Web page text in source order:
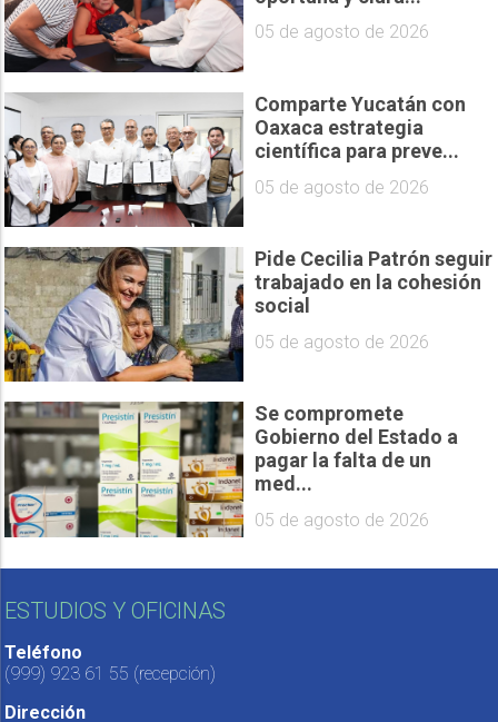
05 de agosto de 2026
Comparte Yucatán con
Oaxaca estrategia
científica para preve...
05 de agosto de 2026
Pide Cecilia Patrón seguir
trabajado en la cohesión
social
05 de agosto de 2026
Se compromete
Gobierno del Estado a
pagar la falta de un
med...
05 de agosto de 2026
ESTUDIOS Y OFICINAS
Teléfono
(999) 923 61 55 (recepción)
Dirección